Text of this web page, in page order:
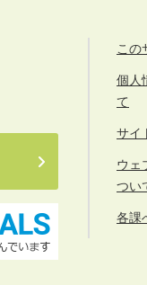
この
個人
て
サイ
ウェ
つい
各課